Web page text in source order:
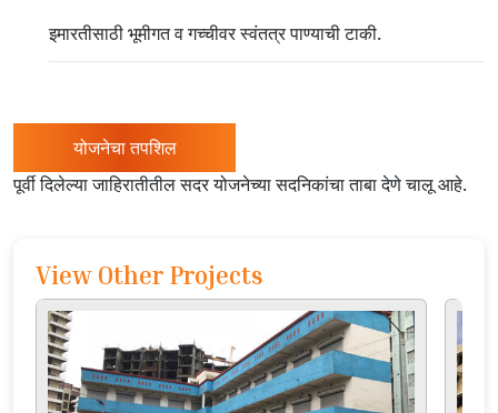
इमारतीसाठी भूमीगत व गच्चीवर स्वंतत्र पाण्याची टाकी.
योजनेचा तपशिल
पूर्वी दिलेल्या जाहिरातीतील सदर योजनेच्या सदनिकांचा ताबा देणे चालू आहे.
View Other Projects